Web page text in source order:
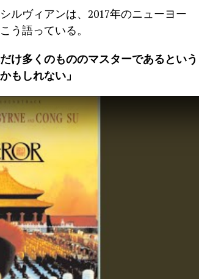
ルヴィアンは、2017年のニューヨー
う語っている。
け多くのもののマスターであるという
もしれない」